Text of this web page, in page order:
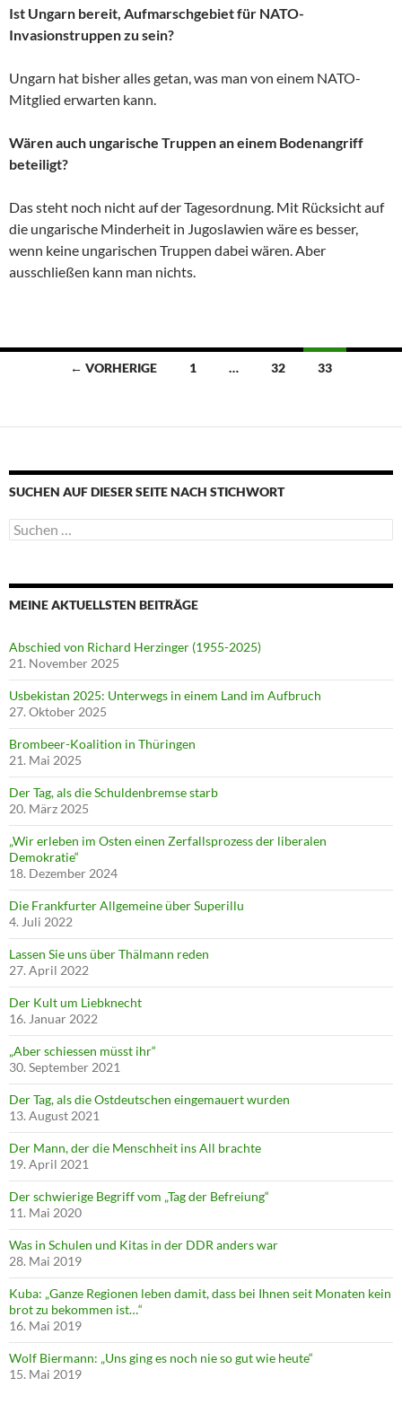
Ist Ungarn bereit, Aufmarschgebiet für NATO-
Invasionstruppen zu sein?
Ungarn hat bisher alles getan, was man von einem NATO-
Mitglied erwarten kann.
Wären auch ungarische Truppen an einem Bodenangriff
beteiligt?
Das steht noch nicht auf der Tagesordnung. Mit Rücksicht auf
die ungarische Minderheit in Jugoslawien wäre es besser,
wenn keine ungarischen Truppen dabei wären. Aber
ausschließen kann man nichts.
Beitragsnavigation
← VORHERIGE 1 … 32 33
SUCHEN AUF DIESER SEITE NACH STICHWORT
Suche
nach:
MEINE AKTUELLSTEN BEITRÄGE
Abschied von Richard Herzinger (1955-2025)
21. November 2025
Usbekistan 2025: Unterwegs in einem Land im Aufbruch
27. Oktober 2025
Brombeer-Koalition in Thüringen
21. Mai 2025
Der Tag, als die Schuldenbremse starb
20. März 2025
„Wir erleben im Osten einen Zerfallsprozess der liberalen
Demokratie“
18. Dezember 2024
Die Frankfurter Allgemeine über Superillu
4. Juli 2022
Lassen Sie uns über Thälmann reden
27. April 2022
Der Kult um Liebknecht
16. Januar 2022
„Aber schiessen müsst ihr“
30. September 2021
Der Tag, als die Ostdeutschen eingemauert wurden
13. August 2021
Der Mann, der die Menschheit ins All brachte
19. April 2021
Der schwierige Begriff vom „Tag der Befreiung“
11. Mai 2020
Was in Schulen und Kitas in der DDR anders war
28. Mai 2019
Kuba: „Ganze Regionen leben damit, dass bei Ihnen seit Monaten kein
brot zu bekommen ist…“
16. Mai 2019
Wolf Biermann: „Uns ging es noch nie so gut wie heute“
15. Mai 2019